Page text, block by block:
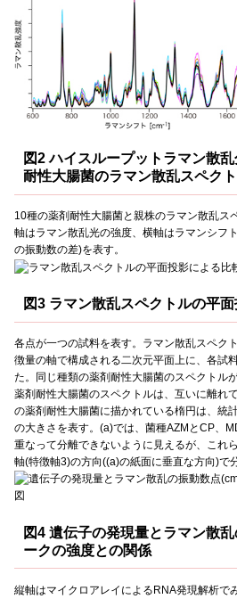
図2 ハイスループットラマン散
耐性大腸菌のラマン散乱スペク
10種の薬剤耐性大腸菌と親株のラマン散乱ス
軸はラマン散乱光の強度、横軸はラマンシフ
の振動数の差)を表す。
図3 ラマン散乱スペクトルの平
各点が一つの試料を表す。ラマン散乱スペク
徴量の軸で構成される二次元平面上に、各試
た。同じ種類の薬剤耐性大腸菌のスペクトル
薬剤耐性大腸菌のスペクトルは、互いに離れ
の薬剤耐性大腸菌に描かれている楕円は、統
の大きさを表す。(a)では、菌種AZMとCP、
重なって分離できないように見えるが、これ
軸(特徴軸3)の方向((a)の紙面に垂直な方向)で
図4 遺伝子の発現量とラマン散
ークの強度との関係
縦軸はマイクロアレイによるRNA発現解析で